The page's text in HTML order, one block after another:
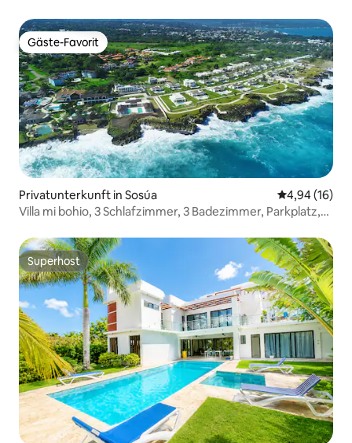
Gäste-Favorit
Gäste-Favorit
Privatunterkunft in Sosúa
4,94 (16)
Villa mi bohio, 3 Schlafzimmer, 3 Badezimmer, Parkplatz,
Superhost
Superhost